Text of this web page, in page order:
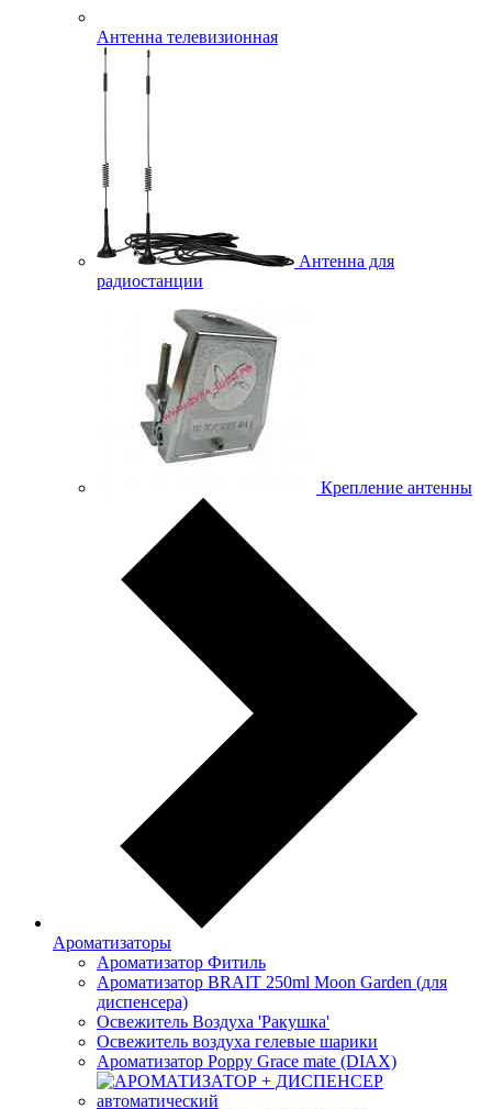
Антенна телевизионная
Антенна для
радиостанции
Крепление антенны
Ароматизаторы
Ароматизатор Фитиль
Ароматизатор BRAIT 250ml Moon Garden (для
диспенсера)
Освежитель Воздуха 'Ракушка'
Освежитель воздуха гелевые шарики
Ароматизатор Poppy Grace mate (DIAX)